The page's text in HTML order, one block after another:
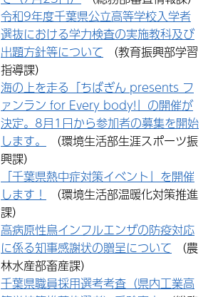
令和9年度千葉県公立高等学校入学者
選抜における学力検査の実施教科及び
出題方針等について （教育振興部学習
指導課）
海の上を走る「ちばぎん presents フ
ァンラン for Every body!」の開催が
決定。8月1日から参加者の募集を開始
します。
（環境生活部生涯スポーツ振
興課）
「千葉県熱中症対策イベント」を開催
します！
（環境生活部温暖化対策推進
課）
高病原性鳥インフルエンザの防疫対応
に係る知事感謝状の贈呈について （農
林水産部畜産課）
千葉県職員採用選考考査（県内工業高